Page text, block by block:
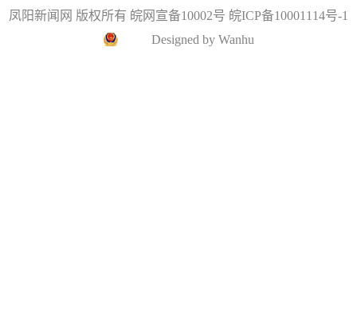
凤阳新闻网 版权所有 皖网宣备10002号 皖ICP备10001114号-1
Designed by Wanhu